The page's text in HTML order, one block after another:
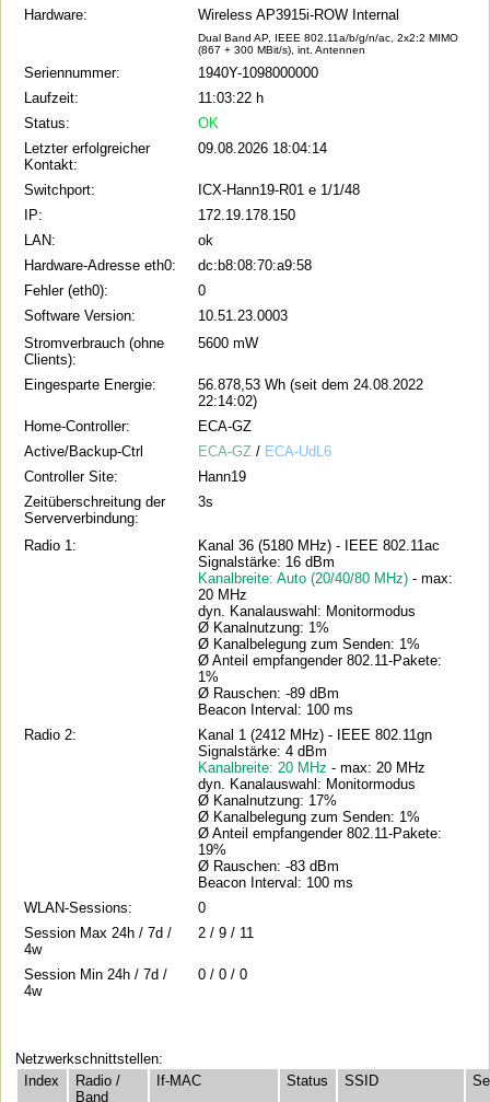
und
Hardware:
Wireless AP3915i-ROW Internal
Dual Band AP, IEEE 802.11a/b/g/n/ac, 2x2:2 MIMO
(867 + 300 MBit/s), int. Antennen
Seriennummer:
1940Y-1098000000
Laufzeit:
11:03:22 h
Status:
OK
Letzter erfolgreicher
Kontakt:
09.08.2026 18:04:14
Switchport:
ICX-Hann19-R01 e 1/1/48
IP:
172.19.178.150
LAN:
ok
Hardware-Adresse eth0:
dc:b8:08:70:a9:58
Fehler (eth0):
0
Software Version:
10.51.23.0003
Stromverbrauch (ohne
Clients):
5600 mW
Eingesparte Energie:
56.878,53 Wh (seit dem 24.08.2022
22:14:02)
Home-Controller:
ECA-GZ
Active/Backup-Ctrl
ECA-GZ / ECA-UdL6
Controller Site:
Hann19
Zeitüberschreitung der
Serververbindung:
3s
Radio 1:
Kanal 36 (5180 MHz) - IEEE 802.11ac
Signalstärke: 16 dBm
Kanalbreite: Auto (20/40/80 MHz)- max:
20 MHz
dyn. Kanalauswahl: Monitormodus
Ø Kanalnutzung: 1%
Ø Kanalbelegung zum Senden: 1%
Ø Anteil empfangender 802.11-Pakete:
1%
Ø Rauschen: -89 dBm
Beacon Interval: 100 ms
Radio 2:
Kanal 1 (2412 MHz) - IEEE 802.11gn
Signalstärke: 4 dBm
Kanalbreite: 20 MHz- max: 20 MHz
dyn. Kanalauswahl: Monitormodus
Ø Kanalnutzung: 17%
Ø Kanalbelegung zum Senden: 1%
Ø Anteil empfangender 802.11-Pakete:
19%
Ø Rauschen: -83 dBm
Beacon Interval: 100 ms
WLAN-Sessions:
0
Session Max 24h / 7d /
4w
2 / 9 / 11
Session Min 24h / 7d /
4w
0 / 0 / 0
Netzwerkschnittstellen:
Index
Radio /
Band
If-MAC Status SSID